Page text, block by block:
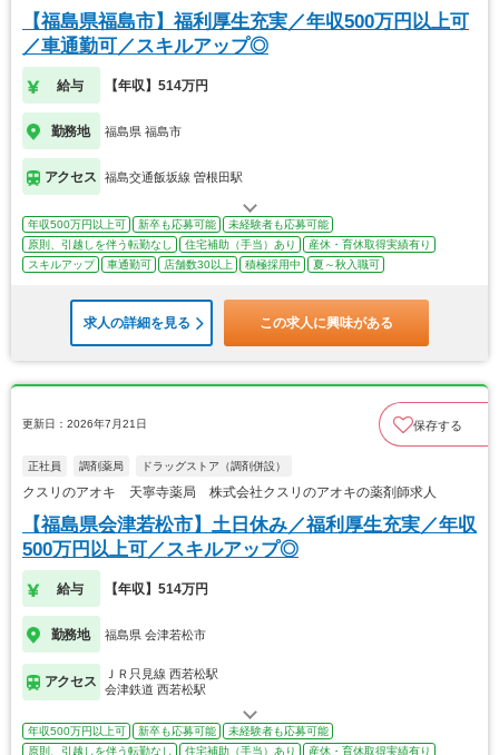
【福島県福島市】福利厚生充実／年収500万円以上可
／車通勤可／スキルアップ◎
給与 【年収】514万円
勤務地 福島県 福島市
アクセス 福島交通飯坂線 曽根田駅
年収500万円以上可 新卒も応募可能
未経験者も応募可能
原則、引越しを伴う転勤なし
住宅補助（手当）あり
産休・育休取得実績有り
スキルアップ
車通勤可 店舗数30以上 積極採用中 夏～秋入職可
求人の詳細を見る この求人に興味がある
更新日：2026年7月21日 保存する
正社員 調剤薬局 ドラッグストア（調剤併設）
クスリのアオキ 天寧寺薬局 株式会社クスリのアオキの薬剤師求人
【福島県会津若松市】土日休み／福利厚生充実／年収
500万円以上可／スキルアップ◎
給与 【年収】514万円
勤務地 福島県 会津若松市
アクセス
ＪＲ只見線 西若松駅
会津鉄道 西若松駅
年収500万円以上可 新卒も応募可能
未経験者も応募可能
原則、引越しを伴う転勤なし
住宅補助（手当）あり
産休・育休取得実績有り